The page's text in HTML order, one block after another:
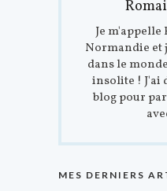
Je m'appelle
Normandie et
dans le
insolite ! J'ai
blog pour
MES DERNIERS